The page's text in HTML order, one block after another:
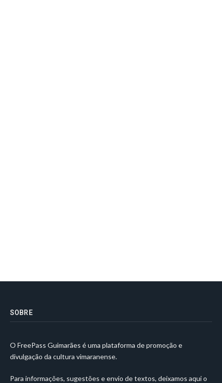
SOBRE
O FreePass Guimarães é uma plataforma de promoção e
divulgação da cultura vimaranense.
Para informações, sugestões e envio de textos, deixamos aqui o